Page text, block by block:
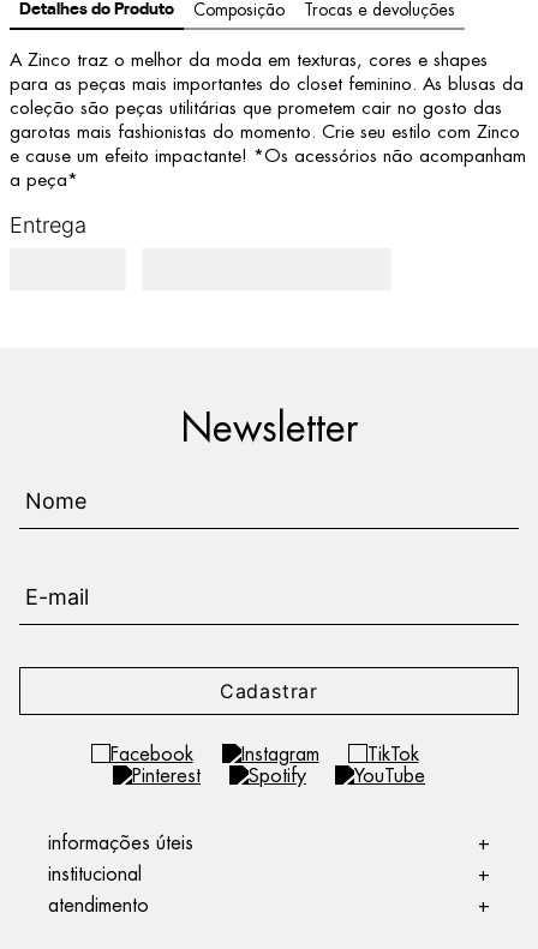
Detalhes do Produto Composição Trocas e devoluções
A Zinco traz o melhor da moda em texturas, cores e shapes
para as peças mais importantes do closet feminino. As blusas da
coleção são peças utilitárias que prometem cair no gosto das
garotas mais fashionistas do momento. Crie seu estilo com Zinco
e cause um efeito impactante! *Os acessórios não acompanham
a peça*
Entrega
Newsletter
Cadastrar
informações úteis
+
institucional
+
atendimento
+